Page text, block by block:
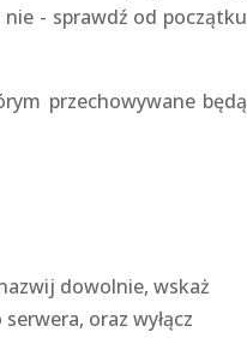
- sprawdź od początku
przechowywane będą
dowolnie, wskaż
oraz wyłącz